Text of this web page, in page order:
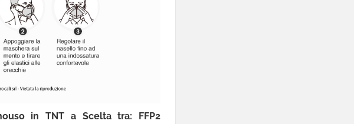
in TNT a Scelta tra: FFP2